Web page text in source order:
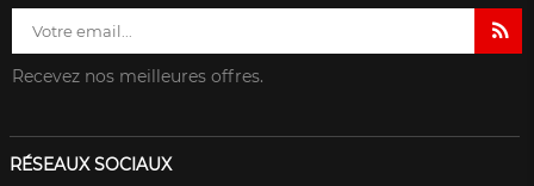
Recevez nos meilleures offres.
RÉSEAUX SOCIAUX